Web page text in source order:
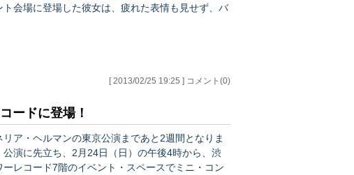
会場に登場した彼女は、疲れた表情も見せず、バ
たが、彼女のバッハは、今週末からのリサイタルの
[ 2013/02/25 19:25 ] コメント(0)
ードに登場！
ア・ヘルマンの東京公演まであと2週間となりま
公演に先立ち、2月24日（日）の午後4時から、渋
ーレコード7階のイベント・スペースでミニ・コン